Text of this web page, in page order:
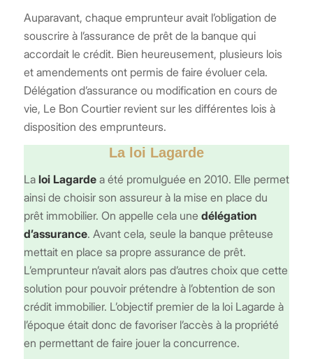
Auparavant, chaque emprunteur avait l’obligation de
souscrire à l’assurance de prêt de la banque qui
accordait le crédit. Bien heureusement, plusieurs lois
et amendements ont permis de faire évoluer cela.
Délégation d’assurance ou modification en cours de
vie, Le Bon Courtier revient sur les différentes lois à
disposition des emprunteurs.
La loi Lagarde
La loi Lagardea été promulguée en 2010. Elle permet
ainsi de choisir son assureur à la mise en place du
prêt immobilier. On appelle cela une délégation
d’assurance. Avant cela, seule la banque prêteuse
mettait en place sa propre assurance de prêt.
L’emprunteur n’avait alors pas d’autres choix que cette
solution pour pouvoir prétendre à l’obtention de son
crédit immobilier. L’objectif premier de la loi Lagarde à
l’époque était donc de favoriser l’accès à la propriété
en permettant de faire jouer la concurrence.